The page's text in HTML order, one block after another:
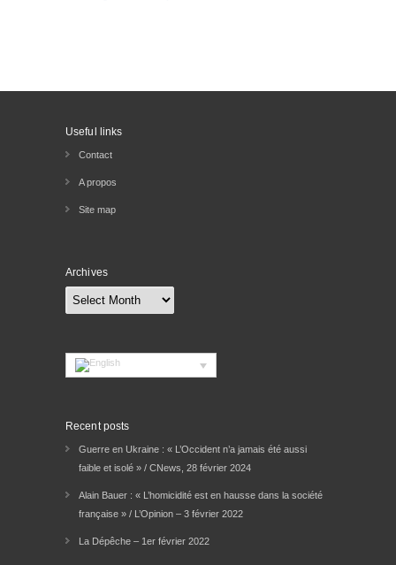
Useful links
Contact
A propos
Site map
Archives
Archives
Recent posts
Guerre en Ukraine : « L’Occident n’a jamais été aussi
faible et isolé » / CNews, 28 février 2024
Alain Bauer : « L’homicidité est en hausse dans la société
française » / L’Opinion – 3 février 2022
La Dépêche – 1er février 2022